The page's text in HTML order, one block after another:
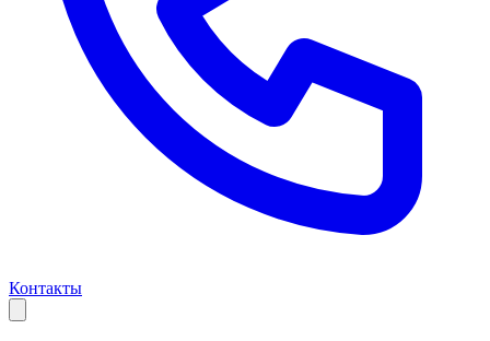
Контакты